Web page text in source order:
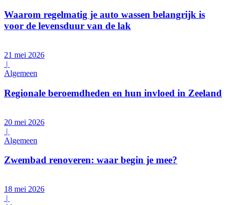
Waarom regelmatig je auto wassen belangrijk is
voor de levensduur van de lak
21 mei 2026
|
Algemeen
Regionale beroemdheden en hun invloed in Zeeland
20 mei 2026
|
Algemeen
Zwembad renoveren: waar begin je mee?
18 mei 2026
|